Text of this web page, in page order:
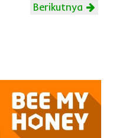
Berikutnya